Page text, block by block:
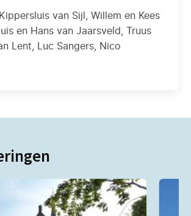
van Sijl, Willem en Kees
en Hans van Jaarsveld, Truus
Lent, Luc Sangers, Nico